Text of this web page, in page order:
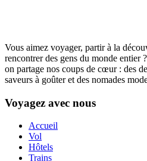
Vous aimez voyager, partir à la
rencontrer des gens du monde entier
on partage nos coups de cœur : des
saveurs à goûter et des nomades
Voyagez avec nous
Accueil
Vol
Hôtels
Trains